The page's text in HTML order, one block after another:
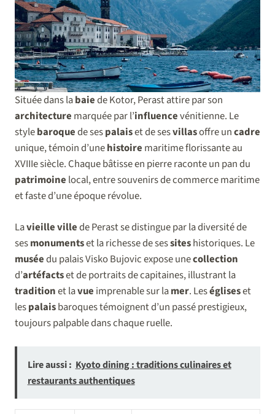
Située dans labaiede Kotor, Perast attire par son
architecture marquée par l’influencevénitienne. Le
stylebaroquede sespalaiset de sesvillasoffre uncadre
unique, témoin d’unehistoire maritime florissante au
XVIIIe siècle. Chaque bâtisse en pierre raconte un pan du
patrimoine local, entre souvenirs de commerce maritime
et faste d’une époque révolue.
Lavieille villede Perast se distingue par la diversité de
sesmonumentset la richesse de sessiteshistoriques. Le
muséedu palais Visko Bujovic expose unecollection
d’artéfactset de portraits de capitaines, illustrant la
traditionet lavue imprenable sur lamer. Leségliseset
lespalaisbaroques témoignent d’un passé prestigieux,
toujours palpable dans chaque ruelle.
Lire aussi : Kyoto dining : traditions culinaires et
restaurants authentiques